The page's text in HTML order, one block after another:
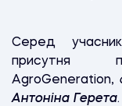
Серед
присутня
AgroGeneration,
Антоніна Герета